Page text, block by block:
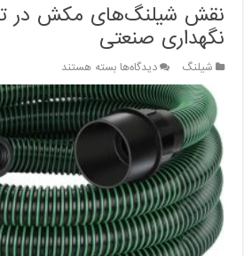
نقش شیلنگ‌های مکش در
نگهداری صنعتی
شیلنگ دیدگاه‌هابرای
نقش
شیلنگ‌های
مکش
در
تمیزکاری
نگهداری
صنعتی
بسته هستند